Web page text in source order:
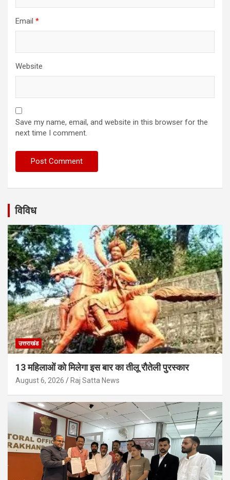
Email *
Website
Save my name, email, and website in this browser for the
next time I comment.
विविध
उत्तराखंड
13 महिलाओं को मिलेगा इस बार का तीलू रौतेली पुरस्कार
August 6, 2026 Raj Satta News